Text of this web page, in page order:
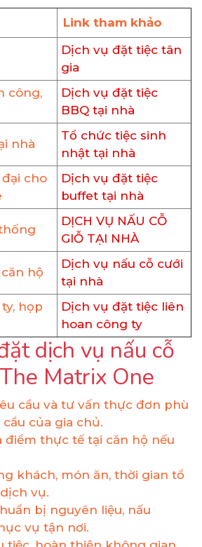
Link tham khảo
Dịch vụ đặt tiệc tân
gia
công,
Dịch vụ đặt tiệc
BBQ tại nhà
nhà
Tổ chức tiệc sinh
nhật tại nhà
cho
Dịch vụ đặt tiệc
buffet tại nhà
DỊCH VỤ NẤU CỖ
GIỖ TẠI NHÀ
hộ
Dịch vụ nấu cỗ cưới
tại nhà
họp
Dịch vụ đặt tiệc liên
hoan công ty
dịch vụ nấu cỗ
Matrix One
cầu và tư vấn thực đơn phù
của gia chủ.
điểm thực tế tại căn hộ nếu
khách, món ăn, thời gian tổ
vụ.
bị nguyên liệu, nấu
vụ tận nơi.